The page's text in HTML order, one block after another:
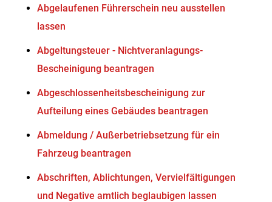
Abgelaufenen Führerschein neu ausstellen
lassen
Abgeltungsteuer - Nichtveranlagungs-
Bescheinigung beantragen
Abgeschlossenheitsbescheinigung zur
Aufteilung eines Gebäudes beantragen
Abmeldung / Außerbetriebsetzung für ein
Fahrzeug beantragen
Abschriften, Ablichtungen, Vervielfältigungen
und Negative amtlich beglaubigen lassen